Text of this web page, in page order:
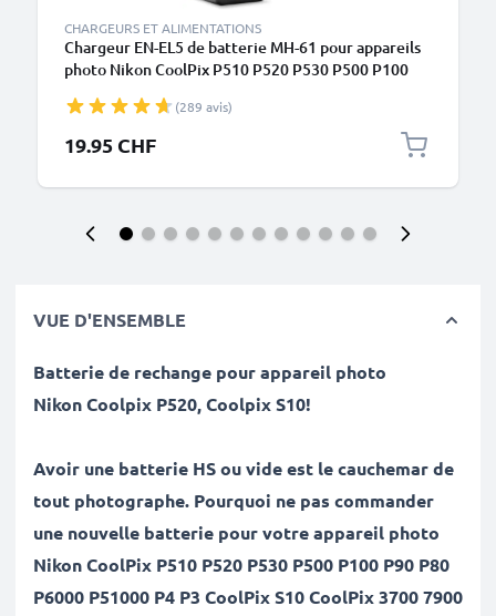
CHARGEURS ET ALIMENTATIONS
Chargeur EN-EL5 de batterie MH-61 pour appareils
photo Nikon CoolPix P510 P520 P530 P500 P100
de CELLONIC
(289 avis)
19.95 CHF
VUE D'ENSEMBLE
Batterie de rechange pour appareil photo
NikonCoolpix P520, Coolpix S10!
Avoir une batterie HS ou vide est le cauchemar de
tout photographe. Pourquoi ne pas commander
une nouvelle batterie pour votre appareil photo
Nikon CoolPix P510 P520 P530 P500 P100 P90 P80
P6000 P51000 P4 P3 CoolPix S10 CoolPix 3700 7900